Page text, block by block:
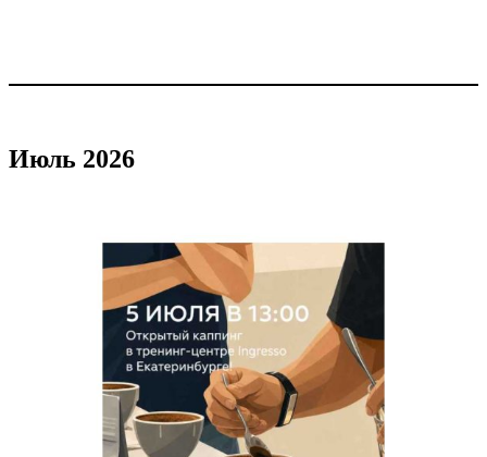
Июль 2026